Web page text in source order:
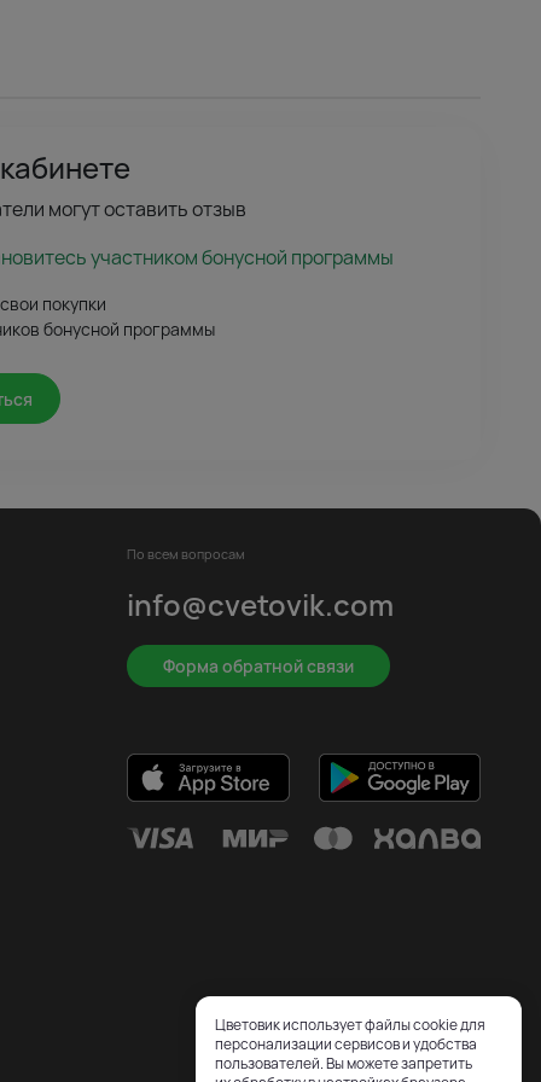
могут оставить отзыв
участником бонусной программы
покупки
бонусной программы
По всем вопросам
info@cvetovik.com
Форма обратной связи
Цветовик использует файлы cookie для
персонализации сервисов и удобства
пользователей. Вы можете запретить